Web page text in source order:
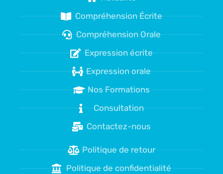
Compréhension Écrite
Compréhension Orale
Expression écrite
Expression orale
Nos Formations
Consultation
Contactez-nous
Politique de retour
Politique de confidentialité